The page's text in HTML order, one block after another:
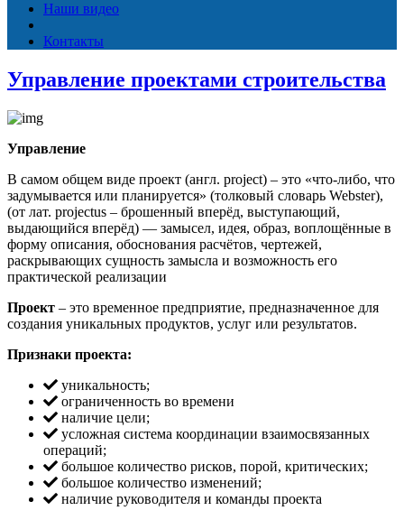
Наши видео
Контакты
Управление проектами строительства
Управление
В самом общем виде проект (англ. project) – это «что-либо, что
задумывается или планируется» (толковый словарь Webster),
(от лат. projectus – брошенный вперёд, выступающий,
выдающийся вперёд) — замысел, идея, образ, воплощённые в
форму описания, обоснования расчётов, чертежей,
раскрывающих сущность замысла и возможность его
практической реализации
Проект – это временное предприятие, предназначенное для
создания уникальных продуктов, услуг или результатов.
Признаки проекта:
уникальность;
ограниченность во времени
наличие цели;
усложная система координации взаимосвязанных
операций;
большое количество рисков, порой, критических;
большое количество изменений;
наличие руководителя и команды проекта